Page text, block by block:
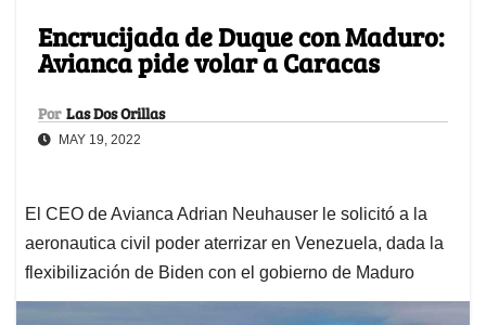
Encrucijada de Duque con Maduro:
Avianca pide volar a Caracas
Por Las Dos Orillas
MAY 19, 2022
El CEO de Avianca Adrian Neuhauser le solicitó a la
aeronautica civil poder aterrizar en Venezuela, dada la
flexibilización de Biden con el gobierno de Maduro